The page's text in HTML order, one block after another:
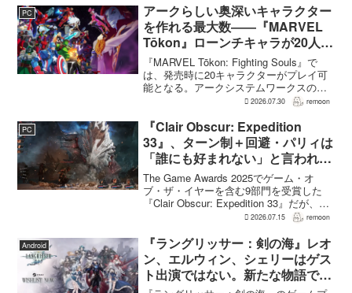
が高くなる補正がかかる。前作『ドラゴ
ンクエストモンスターズ...
PC
アークらしい奥深いキャラクター
を作れる最大数――『MARVEL
Tōkon』ローンチキャラが20人に
なった理由
『MARVEL Tōkon: Fighting Souls』で
は、発売時に20キャラクターがプレイ可
能となる。アークシステムワークスの山
中丈嗣プロデューサーは、この人数につ
果だと説明。そのうえで、同社らし...
2026.07.30 remoon
PC
『Clair Obscur: Expedition
33』、ターン制＋回避・パリィは
「誰にも好まれない」と言われて
いた 開発陣は実際に遊んだ面白
さを優先
The Game Awards 2025でゲーム・オ
ブ・ザ・イヤーを含む9部門を受賞した
『Clair Obscur: Expedition 33』だが、タ
ーン制バトルに回避やパリィを組み合わ
い」と何度も言...
2026.07.15 remoon
Android
『ラングリッサー：剣の海』レオ
ン、エルウィン、シェリーはゲス
ト出演ではない。新たな物語で重